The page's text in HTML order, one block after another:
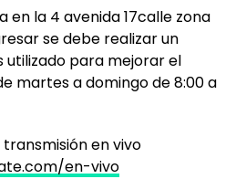
en la 4 avenida 17calle zona
se debe realizar un
utilizado para mejorar el
martes a domingo de 8:00 a
en vivo
en-vivo